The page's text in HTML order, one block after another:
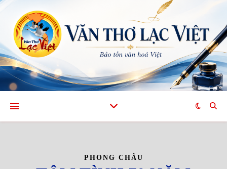
PHONG CHÂU